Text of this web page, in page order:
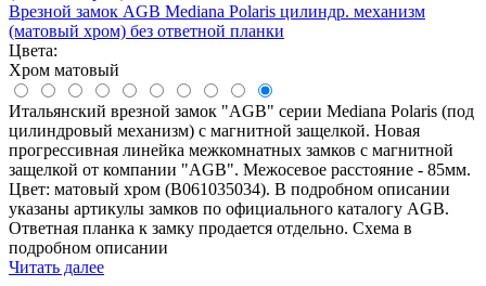
Врезной замок AGB Mediana Polaris цилиндр. механизм
(матовый хром) без ответной планки
Цвета:
Хром матовый
Итальянский врезной замок "AGB" серии Mediana Polaris (под
цилиндровый механизм) с магнитной защелкой. Новая
прогрессивная линейка межкомнатных замков с магнитной
защелкой от компании "AGB". Межосевое расстояние - 85мм.
Цвет: матовый хром (B061035034). В подробном описании
указаны артикулы замков по официального каталогу AGB.
Ответная планка к замку продается отдельно. Схема в
подробном описании
Читать далее